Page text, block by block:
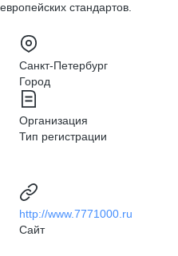
европейских стандартов.
Санкт-Петербург
Город
Организация
Тип регистрации
http://www.7771000.ru
Сайт